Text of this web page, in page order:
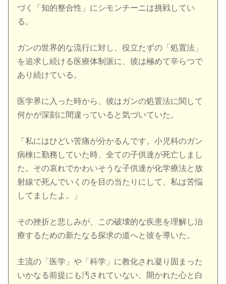
づく「知的整合性」にシモンチーニは挑戦してい
る。
ガンの世界的な流行に対し、役立たずの「処置法」
を追求し続ける医療体制派に、彼は極めて辛らつで
あり続けている。
医学界に入った時から、彼はガンの処置法に関して
何かが深刻に間違っていると気づいていた。
「私にはひどい苦痛が分かるんです。小児科のガン
病棟に勤務していた時、全ての子供達が死亡しまし
た。その哀れでかわいそうな子供達が化学療法と放
射線で死んでいくのを目の当たりにして、私は苦悩
してましたよ。」
その挫折と悲しみが、この破壊的な疾患を理解し治
療するための新たなる探求の道へと彼を導いた。
主流の「医学」や「科学」に教化され凝り固まった
いかなる前提にも汚されていない、開かれた心と白